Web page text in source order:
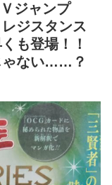
ジャンプ
ジスタンス
も登場！！
ゃない……？